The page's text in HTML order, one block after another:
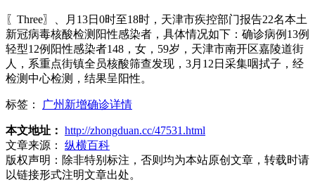
〖Three〗、月13日0时至18时，天津市疾控部门报告22名本土
新冠病毒核酸检测阳性感染者，具体情况如下：确诊病例13例
轻型12例阳性感染者148，女，59岁，天津市南开区嘉陵道街
人，系重点街镇全员核酸筛查发现，3月12日采集咽拭子，经
检测中心检测，结果呈阳性。
标签： 广州新增确诊详情
本文地址： http://zhongduan.cc/47531.html
文章来源：
纵横百科
版权声明： 除非特别标注，否则均为本站原创文章，转载时请
以链接形式注明文章出处。